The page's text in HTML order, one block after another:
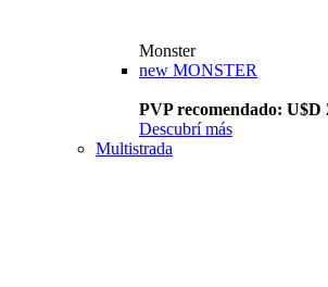
Monster
new MONSTER
PVP recomendado: U$D
Descubrí más
Multistrada